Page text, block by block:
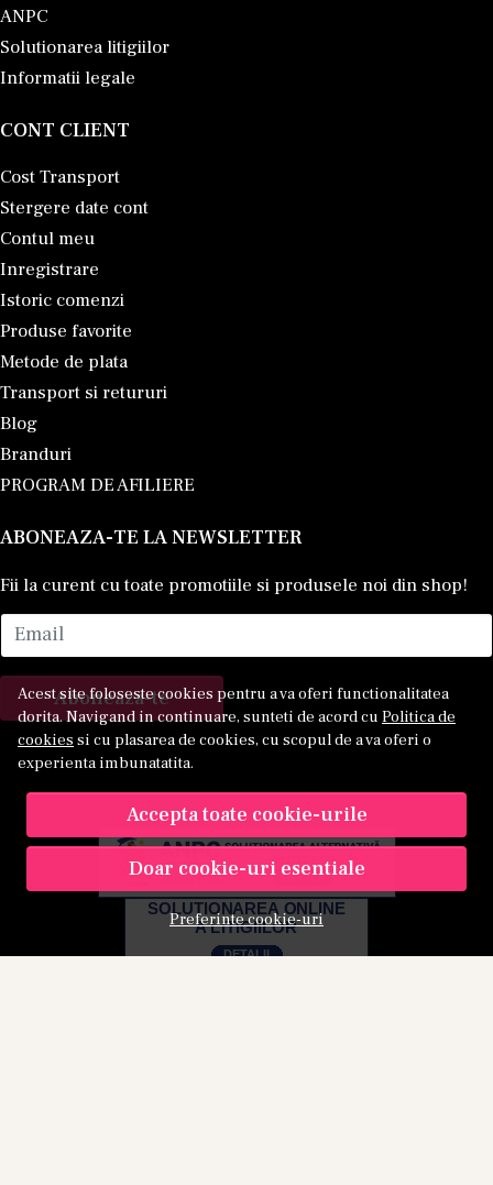
Acest site foloseste cookies pentru a va oferi functionalitatea
dorita. Navigand in continuare, sunteti de acord cu Politica de
cookies si cu plasarea de cookies, cu scopul de a va oferi o
experienta imbunatatita.
Accepta toate cookie-urile
Doar cookie-uri esentiale
Preferinte cookie-uri
ANPC
Solutionarea litigiilor
Informatii legale
CONT CLIENT
Cost Transport
Stergere date cont
Contul meu
Inregistrare
Istoric comenzi
Produse favorite
Metode de plata
Transport si retururi
Blog
Branduri
PROGRAM DE AFILIERE
ABONEAZA-TE LA NEWSLETTER
Fii la curent cu toate promotiile si produsele noi din shop!
Email
Aboneaza-te